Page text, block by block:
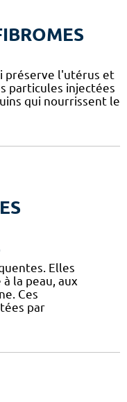
préserve l'utérus et
particules injectées
qui nourrissent le
Elles
la peau, aux
Ces
par